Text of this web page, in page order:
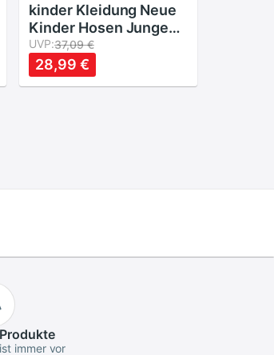
kinder Kleidung Neue
Kinder Hosen Jungen
mädchen denim jeans
Löcher Jeans Frühling
Und Herbst Baumwolle
UVP:37,09 €
28,99 €
Produkte
immer vor